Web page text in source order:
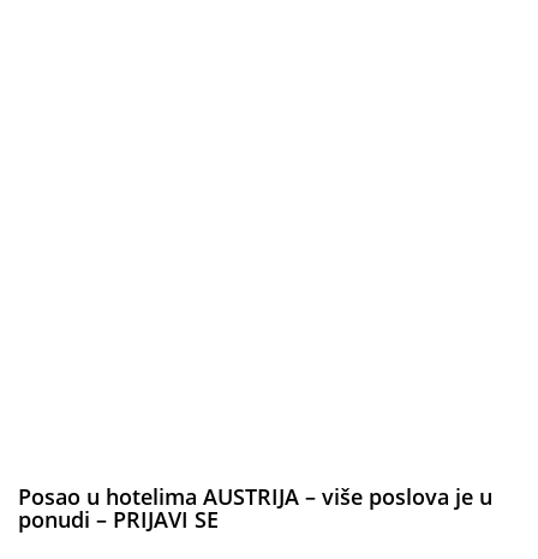
Posao u hotelima AUSTRIJA – više poslova je u
ponudi – PRIJAVI SE